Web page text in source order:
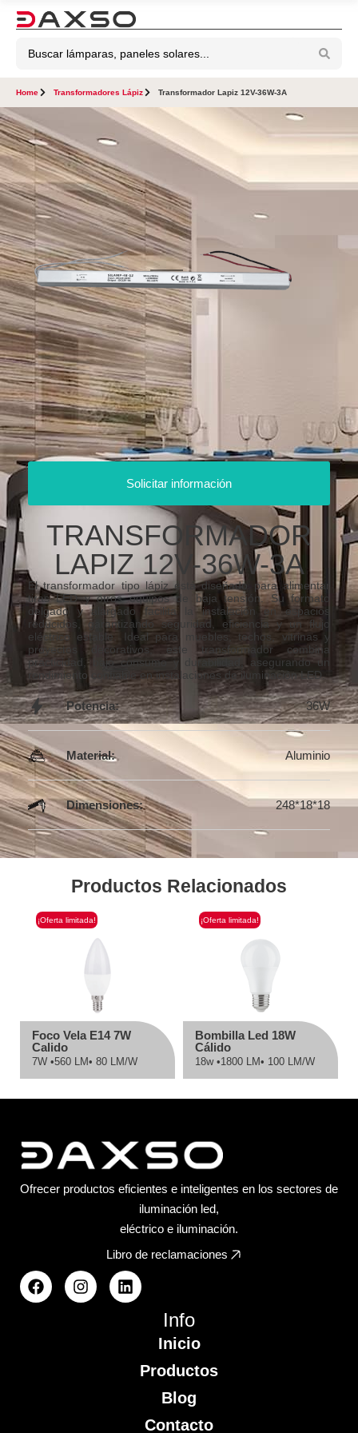
Home Transformadores Lápiz Transformador Lapiz 12V-36W-3A
Solicitar información
TRANSFORMADOR
LAPIZ 12V-36W-3A
El transformador tipo lápiz está diseñado para alimentar
tiras LED y otros equipos de baja tensión. Su formato
delgado y alargado facilita la instalación en espacios
reducidos, garantizando seguridad, eficiencia y un flujo
eléctrico estable. Ideal para muebles, techos, vitrinas y
proyectos decorativos, este transformador combina
practicidad, bajo consumo y durabilidad, asegurando un
rendimiento confiable en instalaciones de iluminación LED.
Potencia: 36W
Material: Aluminio
Dimensiones: 248*18*18
Productos Relacionados
¡Oferta limitada!
Foco Vela E14 7W
Calido
7W •560 LM• 80 LM/W
¡Oferta limitada!
Bombilla Led 18W
Cálido
18w •1800 LM• 100 LM/W
Ofrecer productos eficientes e inteligentes en los sectores de
iluminación led,
eléctrico e iluminación.
Libro de reclamaciones
Info
Inicio
Productos
Blog
Contacto